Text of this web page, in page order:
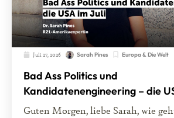
Juli 27, 2026 Sarah Pines Europa & Die Welt
Bad Ass Politics und
Kandidatenengineering – die
Guten Morgen, liebe Sarah, wie